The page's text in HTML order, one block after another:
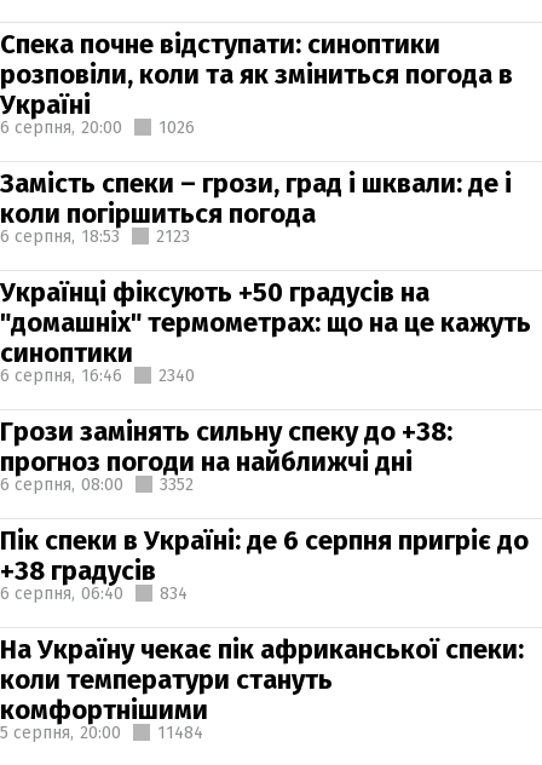
Спека почне відступати: синоптики
розповіли, коли та як зміниться погода в
Україні
6 серпня, 20:00 1026
Замість спеки – грози, град і шквали: де і
коли погіршиться погода
6 серпня, 18:53 2123
Українці фіксують +50 градусів на
"домашніх" термометрах: що на це кажуть
синоптики
6 серпня, 16:46 2340
Грози замінять сильну спеку до +38:
прогноз погоди на найближчі дні
6 серпня, 08:00 3352
Пік спеки в Україні: де 6 серпня пригріє до
+38 градусів
6 серпня, 06:40 834
На Україну чекає пік африканської спеки:
коли температури стануть
комфортнішими
5 серпня, 20:00 11484